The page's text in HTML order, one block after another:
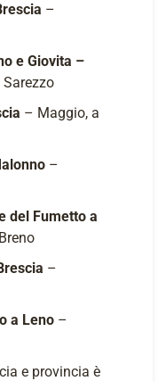
–
e Giovita –
– Maggio, a
–
del Fumetto a
–
a Leno –
e provincia è